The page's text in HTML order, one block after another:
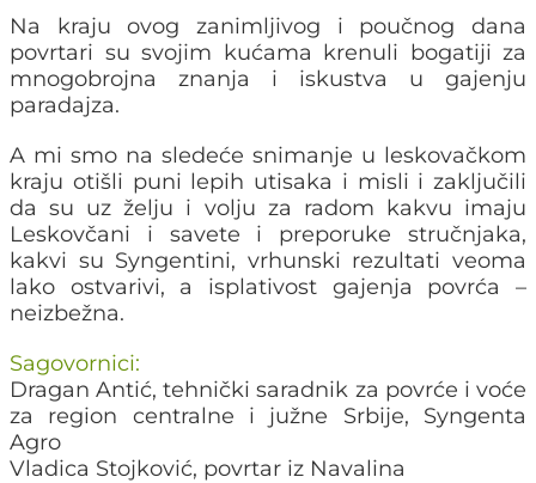
Na kraju ovog zanimljivog i poučnog dana
povrtari su svojim kućama krenuli bogatiji za
mnogobrojna znanja i iskustva u gajenju
paradajza.
A mi smo na sledeće snimanje u leskovačkom
kraju otišli puni lepih utisaka i misli i zaključili
da su uz želju i volju za radom kakvu imaju
Leskovčani i savete i preporuke stručnjaka,
kakvi su Syngentini, vrhunski rezultati veoma
lako ostvarivi, a isplativost gajenja povrća –
neizbežna.
Sagovornici:
Dragan Antić, tehnički saradnik za povrće i voće
za region centralne i južne Srbije, Syngenta
Agro
Vladica Stojković, povrtar iz Navalina